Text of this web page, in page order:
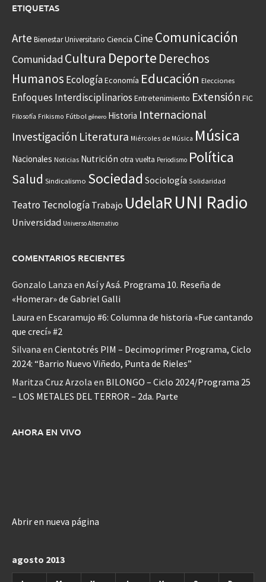
ETIQUETAS
Arte Bienestar Universitario Ciencia CineComunicación
Comunidad Cultura Deporte Derechos
Humanos EcologíaEconomía Educación Elecciones
Enfoques Interdisciplinarios Entretenimiento Extensión FIC
Filosofía Frikismo Fútbol género Historia Internacional
Investigación Literatura Miércoles de Música Música
Nacionales Noticias Nutrición otra vuelta Periodismo Política
Salud Sindicalismo Sociedad Sociología Solidaridad
Teatro Tecnología Trabajo UdelaRUNI Radio
Universidad Universo Alternativo
COMENTARIOS RECIENTES
Gonzalo Lanza en Así y Asá. Programa 10. Reseña de
«Homerar» de Gabriel Galli
Laura en Escaramujo #6: Columna de historia «Fue cantando
que crecí» #2
Silvana en Cientotrés PIM – Decimoprimer Programa, Ciclo
2024: “Barrio Nuevo Viñedo, Punta de Rieles”
Maritza Cruz Arzola en BILONGO – Ciclo 2024/Programa 25
– LOS METALES DEL TERROR – 2da. Parte
AHORA EN VIVO
Abrir en nueva página
agosto 2013